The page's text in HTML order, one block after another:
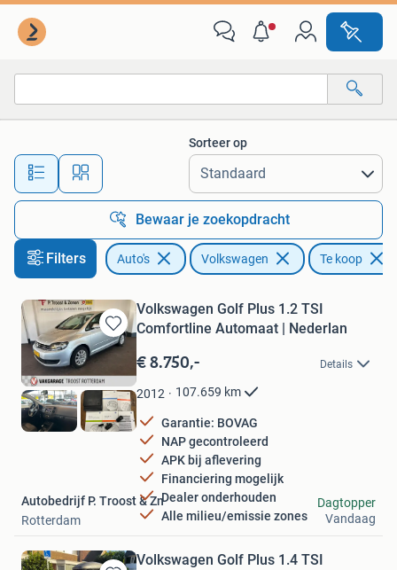
Alle afstanden…
Sorteer op
Bewaar je zoekopdracht
Filters Auto's Volkswagen Te koop
Bewaren
in
Favorieten
Volkswagen Golf Plus 1.2 TSI
Comfortline Automaat | Nederlan
€ 8.750,- Details
2012 107.659 km
Garantie: BOVAG
NAP gecontroleerd
APK bij aflevering
Financiering mogelijk
Dealer onderhouden
Alle milieu/emissie zones
Autobedrijf P. Troost & Zn
Rotterdam
Dagtopper
Vandaag
Volkswagen Golf Plus 1.4 TSI